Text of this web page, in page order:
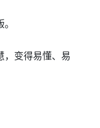
，变得易懂、易